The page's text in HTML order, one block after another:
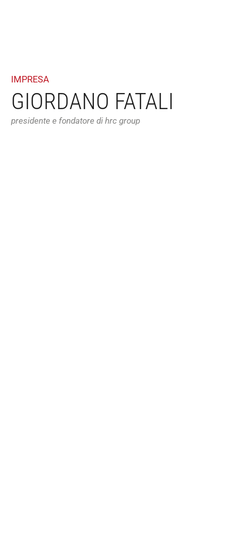
IMPRESA
GIORDANO FATALI
presidente e fondatore di hrc group